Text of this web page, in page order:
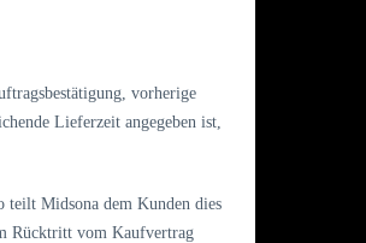
vorherige
Lieferzeit angegeben ist,
teilt Midsona dem Kunden dies
Rücktritt vom Kaufvertrag